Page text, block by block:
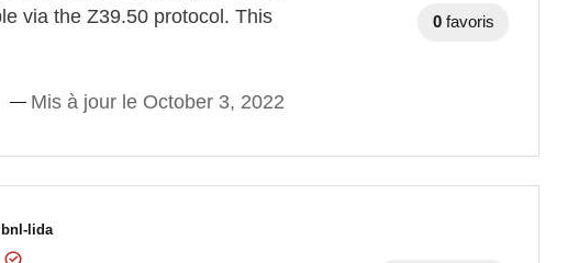
via the Z39.50 protocol. This
Mis à jour le October 3, 2022
0 favoris
bnl-lida